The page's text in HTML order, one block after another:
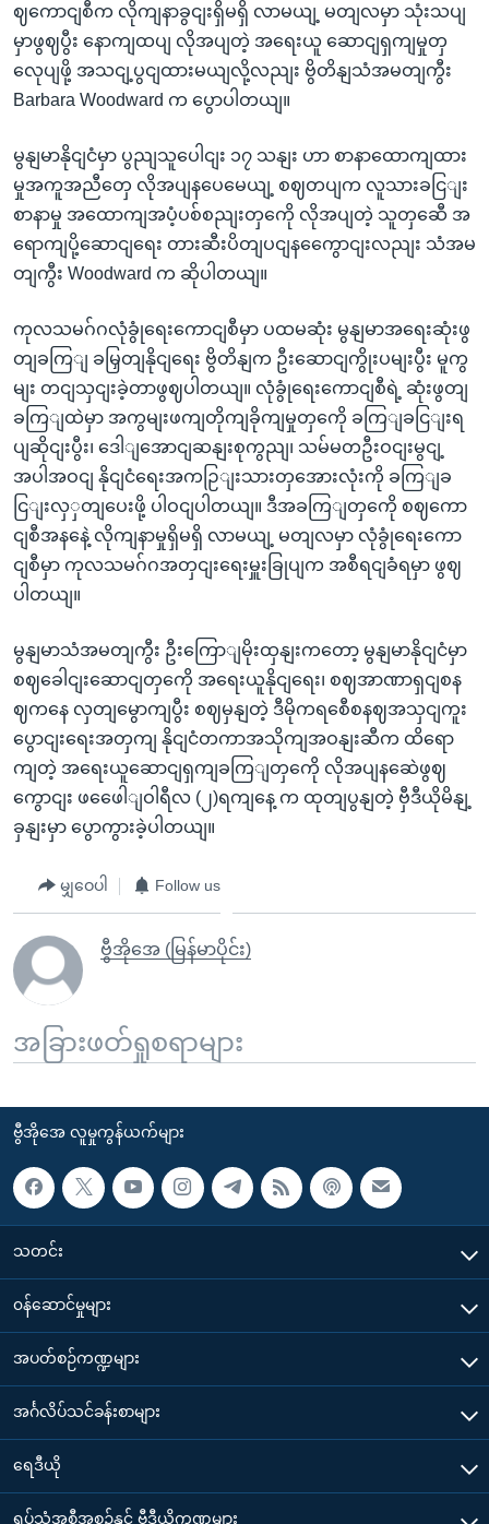
ဈကောငျစီက လိုကျနာခွငျးရှိမရှိ လာမယျ့ မတျလမှာ သုံးသပျ
မှာဖွဈပွီး နောကျထပျ လိုအပျတဲ့ အရေးယူ ဆောငျရှကျမှုတှ
လေုပျဖို့ အသငျ့ပွငျထားမယျလို့လညျး ဗွိတိနျသံအမတျကွီး
Barbara Woodward က ပွောပါတယျ။
မွနျမာနိုငျငံမှာ ပွညျသူပေါငျး ၁၇ သနျး ဟာ စာနာထောကျထား
မှုအကူအညီတှေ လိုအပျနပေမေယျ့ စဈတပျက လူသားခငြျး
စာနာမှု အထောကျအပံ့ပစ်စညျးတှကေို လိုအပျတဲ့ သူတှဆေီ အ
ရောကျပို့ဆောငျရေး တားဆီးပိတျပငျနကွေောငျးလညျး သံအမ
တျကွီး Woodward က ဆိုပါတယျ။
ကုလသမဂ်ဂလုံခွုံရေးကောငျစီမှာ ပထမဆုံး မွနျမာအရေးဆုံးဖွ
တျခကြျ ခမြှတျနိုငျရေး ဗွိတိနျက ဦးဆောငျကွိုးပမျးပွီး မူကွ
မျး တငျသှငျးခဲ့တာဖွဈပါတယျ။ လုံခွုံရေးကောငျစီရဲ့ ဆုံးဖွတျ
ခကြျထဲမှာ အကွမျးဖကျတိုကျခိုကျမှုတှကေို ခကြျခငြျးရ
ပျဆိုငျးပွီး၊ ဒေါျအောငျဆနျးစုကွညျ၊ သမ်မတဦးဝငျးမွငျ့
အပါအဝငျ နိုငျငံရေးအကဉြျးသားတှအေားလုံးကို ခကြျခ
ငြျးလှှတျပေးဖို့ ပါဝငျပါတယျ။ ဒီအခကြျတှကေို စဈကော
ငျစီအနနေဲ့ လိုကျနာမှုရှိမရှိ လာမယျ့ မတျလမှာ လုံခွုံရေးကော
ငျစီမှာ ကုလသမဂ်ဂအတှငျးရေးမှူးခြုပျက အစီရငျခံရမှာ ဖွဈ
ပါတယျ။
မွနျမာသံအမတျကွီး ဦးကြောျမိုးထှနျးကတော့ မွနျမာနိုငျငံမှာ
စဈခေါငျးဆောငျတှကေို အရေးယူနိုငျရေး၊ စဈအာဏာရှငျစန
ဈကနေ လှတျမွောကျပွီး စဈမှနျတဲ့ ဒီမိုကရစေီစနဈအသှငျကူး
ပွောငျးရေးအတှကျ နိုငျငံတကာအသိုကျအဝနျးဆီက ထိရော
ကျတဲ့ အရေးယူဆောငျရှကျခကြျတှကေို လိုအပျနဆေဲဖွဈ
ကွောငျး ဖဖေေါျဝါရီလ (၂)ရကျနေ့ က ထုတျပွနျတဲ့ ဗှီဒီယိုမိနျ့
ခှနျးမှာ ပွောကွားခဲ့ပါတယျ။
မျှဝေပါ Follow us
ဗွီအိုအေ (မြန်မာပိုင်း)
အခြားဖတ်ရှုစရာများ
ဗွီအိုအေ လူမှုကွန်ယက်များ
သတင်း
၀န်ဆောင်မှုများ
အပတ်စဉ်ကဏ္ဍများ
အင်္ဂလိပ်သင်ခန်းစာများ
ရေဒီယို
ရုပ်သံအစီအစဉ်နှင့် ဗွီဒီယိုကဏ္ဍများ